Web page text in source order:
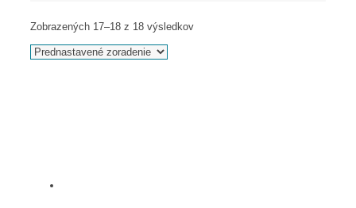
Zobrazených 17–18 z 18 výsledkov